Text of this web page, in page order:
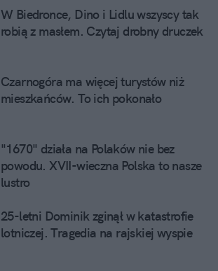
W Biedronce, Dino i Lidlu wszyscy tak
robią z masłem. Czytaj drobny druczek
Czarnogóra ma więcej turystów niż
mieszkańców. To ich pokonało
"1670" działa na Polaków nie bez
powodu. XVII-wieczna Polska to nasze
lustro
25-letni Dominik zginął w katastrofie
lotniczej. Tragedia na rajskiej wyspie